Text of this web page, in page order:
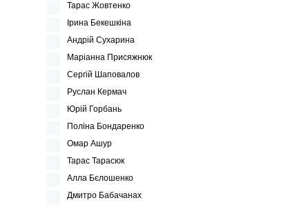
Тарас Жовтенко
Ірина Бекешкіна
Андрій Сухарина
Маріанна Присяжнюк
Сергій Шаповалов
Руслан Кермач
Юрій Горбань
Поліна Бондаренко
Омар Ашур
Тарас Тарасюк
Алла Бєлошенко
Дмитро Бабачанах